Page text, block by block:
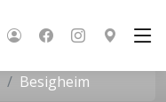
Besigheim